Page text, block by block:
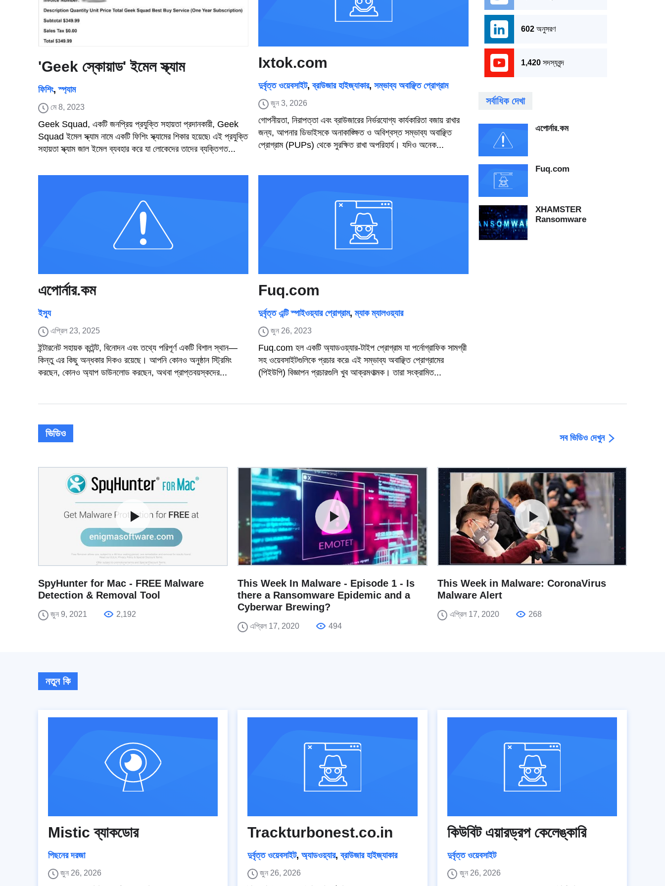
'Geek স্কোয়াড' ইমেল স্ক্যাম
ফিশিং,স্প্যাম
মে 8, 2023
Geek Squad, একটি জনপ্রিয় প্রযুক্তি সহায়তা প্রদানকারী, Geek
Squad ইমেল স্ক্যাম নামে একটি ফিশিং স্ক্যামের শিকার হয়েছে৷ এই প্রযুক্তি
সহায়তা স্ক্যাম জাল ইমেল ব্যবহার করে যা লোকেদের তাদের ব্যক্তিগত...
Ixtok.com
দুর্বৃত্ত ওয়েবসাইট,ব্রাউজার হাইজ্যাকার, সম্ভাব্য অবাঞ্ছিত প্রোগ্রাম
জুন 3, 2026
গোপনীয়তা, নিরাপত্তা এবং ব্রাউজারের নির্ভরযোগ্য কার্যকারিতা বজায় রাখার
জন্য, আপনার ডিভাইসকে অনাকাঙ্ক্ষিত ও অবিশ্বস্ত সম্ভাব্য অবাঞ্ছিত
প্রোগ্রাম (PUPs) থেকে সুরক্ষিত রাখা অপরিহার্য। যদিও অনেক...
এপোর্নার.কম
ইস্যু
এপ্রিল 23, 2025
ইন্টারনেট সহায়ক কন্টেন্ট, বিনোদন এবং তথ্যে পরিপূর্ণ একটি বিশাল স্থান—
কিন্তু এর কিছু অন্ধকার দিকও রয়েছে। আপনি কোনও অনুষ্ঠান স্ট্রিমিং
করছেন, কোনও অ্যাপ ডাউনলোড করছেন, অথবা প্রাপ্তবয়স্কদের...
Fuq.com
দুর্বৃত্ত এন্টি স্পাইওয়্যার প্রোগ্রাম,ম্যাক ম্যালওয়্যার
জুন 26, 2023
Fuq.com হল একটি অ্যাডওয়্যার-টাইপ প্রোগ্রাম যা পর্নোগ্রাফিক সামগ্রী
সহ ওয়েবসাইটগুলিকে প্রচার করে৷ এই সম্ভাব্য অবাঞ্ছিত প্রোগ্রামের
(পিইউপি) বিজ্ঞাপন প্রচারগুলি খুব আক্রমণাত্মক। তারা সংক্রামিত...
602 অনুসরণ
1,420 সদস্যবৃন্দ
সর্বাধিক দেখা
এপোর্নার.কম
Fuq.com
XHAMSTER
Ransomware
ভিডিও সব ভিডিও দেখুন
SpyHunter for Mac - FREE Malware
Detection & Removal Tool
জুন 9, 2021 2,192
This Week In Malware - Episode 1 - Is
there a Ransomware Epidemic and a
Cyberwar Brewing?
এপ্রিল 17, 2020 494
This Week in Malware: CoronaVirus
Malware Alert
এপ্রিল 17, 2020 268
নতুন কি
Mistic ব্যাকডোর
পিছনের দরজা
জুন 26, 2026
Trackturbonest.co.in
দুর্বৃত্ত ওয়েবসাইট,অ্যাডওয়্যার,ব্রাউজার হাইজ্যাকার
জুন 26, 2026
কিউবিট এয়ারড্রপ কেলেঙ্কারি
দুর্বৃত্ত ওয়েবসাইট
জুন 26, 2026